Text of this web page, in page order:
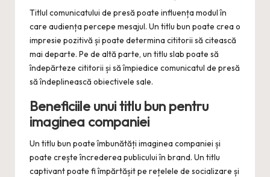
Titlul comunicatului de presă poate influența modul în
care audiența percepe mesajul. Un titlu bun poate crea o
impresie pozitivă și poate determina cititorii să citească
mai departe. Pe de altă parte, un titlu slab poate să
îndepărteze cititorii și să împiedice comunicatul de presă
să îndeplinească obiectivele sale.
Beneficiile unui titlu bun pentru
imaginea companiei
Un titlu bun poate îmbunătăți imaginea companiei și
poate crește încrederea publicului în brand. Un titlu
captivant poate fi împărtășit pe rețelele de socializare și